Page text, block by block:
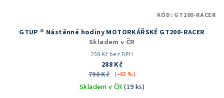
GTUP ® Nástěnné hodiny MOTORKÁŘSKÉ GT200-RACER
Skladem v ČR
238 Kč bez DPH
288 Kč
790 Kč (–63 %)
Skladem v ČR(19 ks)
KÓD: GT200-RACER